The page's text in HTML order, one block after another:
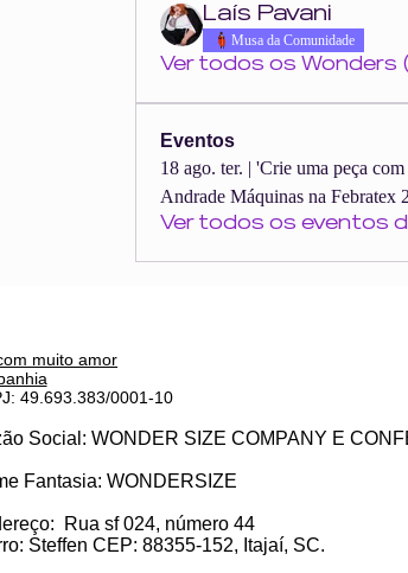
Laís Pavani
Musa da Comunidade
Ver todos os Wonders
Eventos
18 ago. ter. | 'Crie uma peça
Andrade Máquinas na Febratex
Ver todos os eventos
om muito amor
49.693.383/0001-10
Social: WONDER SIZE COMPANY E
Fantasia: WONDERSIZE
Rua sf 024, número 44
Steffen CEP: 88355-152, Itajaí, SC.